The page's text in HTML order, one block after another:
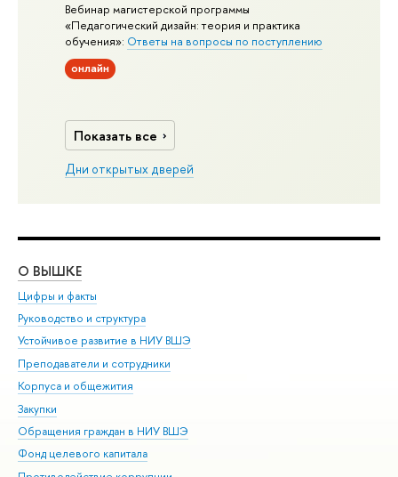
Вебинар магистерской программы
«Педагогический дизайн: теория и практика
обучения»: Ответы на вопросы по поступлению
онлайн
Показать все
Дни открытых дверей
О ВЫШКЕ
Цифры и факты
Руководство и структура
Устойчивое развитие в НИУ ВШЭ
Преподаватели и сотрудники
Корпуса и общежития
Закупки
Обращения граждан в НИУ ВШЭ
Фонд целевого капитала